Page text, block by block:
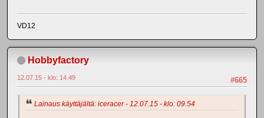
VD12
Hobbyfactory
#665
12.07.15 - klo: 14.49
Lainaus käyttäjältä: iceracer - 12.07.15 - klo: 09.54